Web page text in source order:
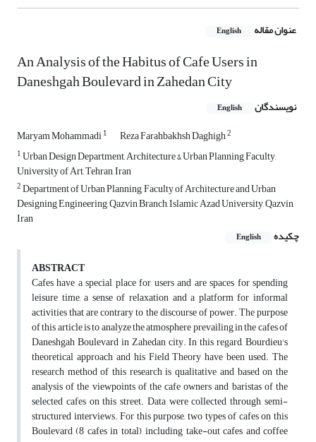
عنوان مقاله English
An Analysis of the Habitus of Cafe Users in
Daneshgah Boulevard in Zahedan City
نویسندگان English
Maryam Mohammadi1 Reza Farahbakhsh Daghigh2
1Urban Design Department, Architecture & Urban Planning Faculty,
University of Art, Tehran, Iran
2Department of Urban Planning, Faculty of Architecture and Urban
Designing Engineering, Qazvin Branch, Islamic Azad University, Qazvin,
Iran
چکیده
English
ABSTRACT
Cafes have a special place for users and are spaces for spending
leisure time, a sense of relaxation and a platform for informal
activities that are contrary to the discourse of power. The purpose
of this article is to analyze the atmosphere prevailing in the cafes of
Daneshgah Boulevard in Zahedan city. In this regard, Bourdieu's
theoretical approach and his Field Theory have been used. The
research method of this research is qualitative and based on the
analysis of the viewpoints of the cafe owners and baristas of the
selected cafes on this street. Data were collected through semi-
structured interviews. For this purpose, two types of cafes on this
Boulevard (8 cafes in total), including take-out cafes and coffee